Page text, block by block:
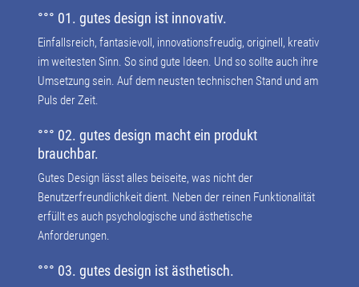
°°° 01. gutes design ist innovativ.
Einfallsreich, fantasievoll, innovationsfreudig, originell, kreativ
im weitesten Sinn. So sind gute Ideen. Und so sollte auch ihre
Umsetzung sein. Auf dem neusten technischen Stand und am
Puls der Zeit.
°°° 02. gutes design macht ein produkt
brauchbar.
Gutes Design lässt alles beiseite, was nicht der
Benutzerfreundlichkeit dient. Neben der reinen Funktionalität
erfüllt es auch psychologische und ästhetische
Anforderungen.
°°° 03. gutes design ist ästhetisch.